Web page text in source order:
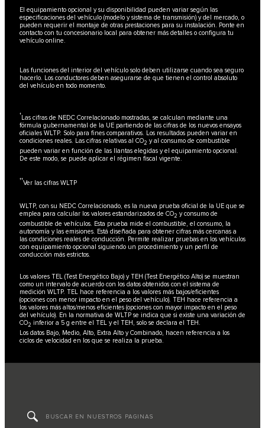
El equipamiento opcional y su disponibilidad pueden variar según las
especificaciones del vehículo (modelo y sistema de transmisión) y del mercado, o
pueden requerir el montaje de otras prestaciones para su instalación. Ponte en
contacto con tu concesionario local para obtener más detalles o configura tu
vehículo online.
Las funciones del interior del vehículo solo deben utilizarse cuando sea seguro
hacerlo. Los conductores deben asegurarse de que tienen el control absoluto
del vehículo en todo momento.
†Las cifras de NEDC Correlacionado mostradas, se calculan mediante una
fórmula gubernamental de la UE partiendo de las cifras de los nuevos ensayos
oficiales WLTP. Solo para fines comparativos. Los resultados pueden variar en
condiciones reales. Las cifras relativas al CO2 y al consumo de combustible
pueden variar en función de las llantas elegidas y el equipamiento opcional.
De este modo, se puede aplicar el régimen fiscal vigente.
††Ver las cifras WLTP
WLTP, con su NEDC Correlacionado, es la nueva prueba oficial de la UE que se
emplea para calcular los valores estandarizados de CO2 y consumo de
combustible de vehículos. Esta prueba mide el combustible, el consumo, la
autonomía y las emisiones. Está diseñada para obtener cifras más cercanas a
las condiciones reales de conducción. Permite realizar pruebas en los vehículos
con equipamiento opcional siguiendo un procedimiento y un perfil de
conducción más estrictos.
Los valores TEL (Test Energético Bajo) y TEH (Test Energético Alto) se muestran
como un intervalo de acuerdo con los datos obtenidos con el sistema de
medición WLTP. TEL hace referencia a los valores más bajos/eficientes
(opciones con menor impacto en el peso del vehículo). TEH hace referencia a
los valores más altos/menos eficientes (opciones con mayor impacto en el peso
del vehículo). En la normativa de WLTP se indica que si existe una variación de
CO2 inferior a 5 g entre el TEL y el TEH, solo se declara el TEH.
Los datos Bajo, Medio, Alto, Extra Alto y Combinado, hacen referencia a los
ciclos de velocidad en los que se realiza la prueba.